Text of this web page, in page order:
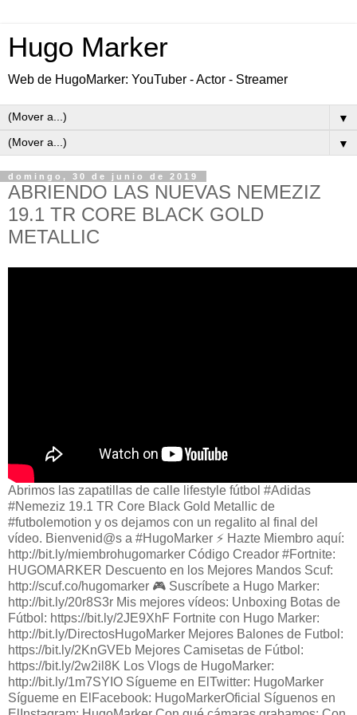
Hugo Marker
Web de HugoMarker: YouTuber - Actor - Streamer
▼
▼
domingo, 30 de junio de 2019
ABRIENDO LAS NUEVAS NEMEZIZ
19.1 TR CORE BLACK GOLD
METALLIC
Abrimos las zapatillas de calle lifestyle fútbol #Adidas
#Nemeziz 19.1 TR Core Black Gold Metallic de
#futbolemotion y os dejamos con un regalito al final del
vídeo. Bienvenid@s a #HugoMarker ⚡️ Hazte Miembro aquí:
http://bit.ly/miembrohugomarker Código Creador #Fortnite:
HUGOMARKER Descuento en los Mejores Mandos Scuf:
http://scuf.co/hugomarker 🎮 Suscríbete a Hugo Marker:
http://bit.ly/20r8S3r Mis mejores vídeos: Unboxing Botas de
Fútbol: https://bit.ly/2JE9XhF Fortnite con Hugo Marker:
http://bit.ly/DirectosHugoMarker Mejores Balones de Futbol:
https://bit.ly/2KnGVEb Mejores Camisetas de Fútbol:
https://bit.ly/2w2il8K Los Vlogs de HugoMarker:
http://bit.ly/1m7SYIO Sígueme en ElTwitter: HugoMarker
Sígueme en ElFacebook: HugoMarkerOficial Síguenos en